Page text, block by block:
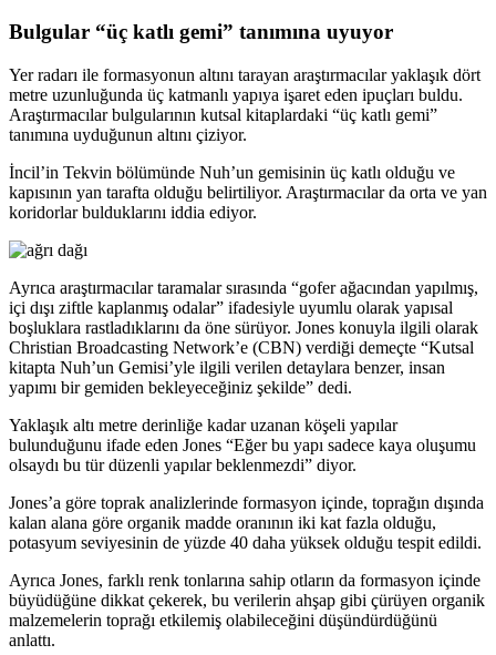
Bulgular “üç katlı gemi” tanımına uyuyor
Yer radarı ile formasyonun altını tarayan araştırmacılar yaklaşık dört
metre uzunluğunda üç katmanlı yapıya işaret eden ipuçları buldu.
Araştırmacılar bulgularının kutsal kitaplardaki “üç katlı gemi”
tanımına uyduğunun altını çiziyor.
İncil’in Tekvin bölümünde Nuh’un gemisinin üç katlı olduğu ve
kapısının yan tarafta olduğu belirtiliyor. Araştırmacılar da orta ve yan
koridorlar bulduklarını iddia ediyor.
Ayrıca araştırmacılar taramalar sırasında “gofer ağacından yapılmış,
içi dışı ziftle kaplanmış odalar” ifadesiyle uyumlu olarak yapısal
boşluklara rastladıklarını da öne sürüyor. Jones konuyla ilgili olarak
Christian Broadcasting Network’e (CBN) verdiği demeçte “Kutsal
kitapta Nuh’un Gemisi’yle ilgili verilen detaylara benzer, insan
yapımı bir gemiden bekleyeceğiniz şekilde” dedi.
Yaklaşık altı metre derinliğe kadar uzanan köşeli yapılar
bulunduğunu ifade eden Jones “Eğer bu yapı sadece kaya oluşumu
olsaydı bu tür düzenli yapılar beklenmezdi” diyor.
Jones’a göre toprak analizlerinde formasyon içinde, toprağın dışında
kalan alana göre organik madde oranının iki kat fazla olduğu,
potasyum seviyesinin de yüzde 40 daha yüksek olduğu tespit edildi.
Ayrıca Jones, farklı renk tonlarına sahip otların da formasyon içinde
büyüdüğüne dikkat çekerek, bu verilerin ahşap gibi çürüyen organik
malzemelerin toprağı etkilemiş olabileceğini düşündürdüğünü
anlattı.